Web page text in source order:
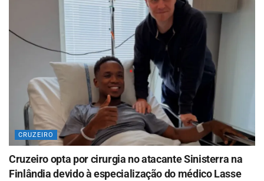
CRUZEIRO
Cruzeiro opta por cirurgia no atacante Sinisterra na
Finlândia devido à especialização do médico Lasse